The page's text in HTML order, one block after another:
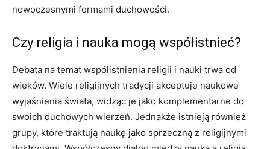
nowoczesnymi formami duchowości.
Czy religia i nauka mogą współistnieć?
Debata na temat współistnienia religii i nauki trwa od
wieków. Wiele religijnych tradycji akceptuje naukowe
wyjaśnienia świata, widząc je jako komplementarne do
swoich duchowych wierzeń. Jednakże istnieją również
grupy, które traktują naukę jako sprzeczną z religijnymi